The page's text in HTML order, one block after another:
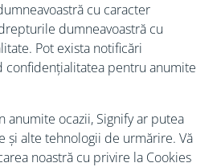
cu caracter
dumneavoastră cu
Pot exista notificări
pentru anumite
anumite ocazii, Signify ar putea
și alte tehnologii de urmărire. Vă
noastră cu privire la Cookies